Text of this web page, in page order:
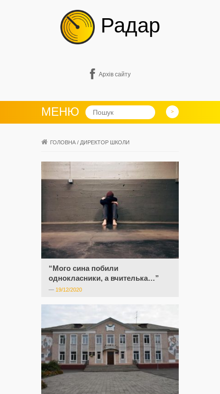
Радар
Архів сайту
МЕНЮ
ГОЛОВНА / ДИРЕКТОР ШКОЛИ
“Мого сина побили
однокласники, а вчителька…”
— 19/12/2020